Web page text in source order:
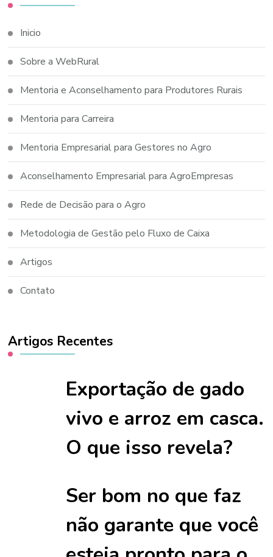
Inicio
Sobre a WebRural
Mentoria e Aconselhamento para Produtores Rurais
Mentoria para Carreira
Mentoria Empresarial para Gestores no Agro
Aconselhamento Empresarial para AgroEmpresas
Rede de Decisão para o Agro
Metodologia de Gestão pelo Fluxo de Caixa
Artigos
Contato
Artigos Recentes
Exportação de gado
vivo e arroz em casca.
O que isso revela?
Ser bom no que faz
não garante que você